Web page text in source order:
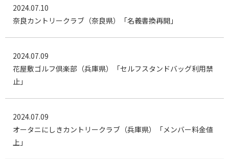
2024.07.10
奈良カントリークラブ（奈良県）「名義書換再開」
2024.07.09
花屋敷ゴルフ倶楽部（兵庫県）「セルフスタンドバッグ利用禁
止」
2024.07.09
オータニにしきカントリークラブ（兵庫県）「メンバー料金値
上」